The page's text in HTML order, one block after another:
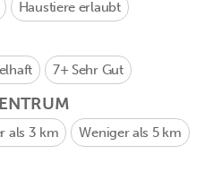
Haustiere erlaubt
7+ Sehr Gut
als 3 km Weniger als 5 km